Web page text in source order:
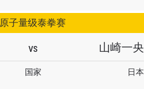
原子量级泰拳赛
VS 山崎一央
国家 日本